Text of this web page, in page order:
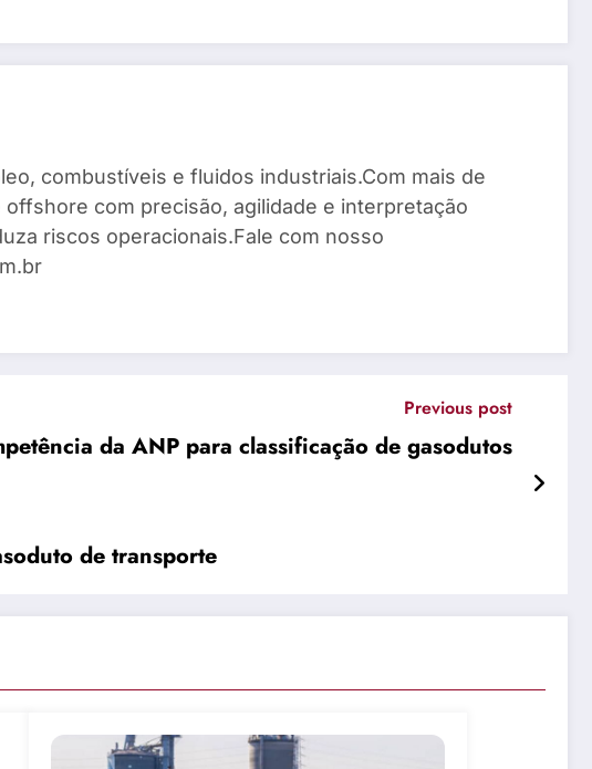
combustíveis e fluidos industriais.Com mais de
com precisão, agilidade e interpretação
riscos operacionais.Fale com nosso
Previous post
da ANP para classificação de gasodutos
de transporte